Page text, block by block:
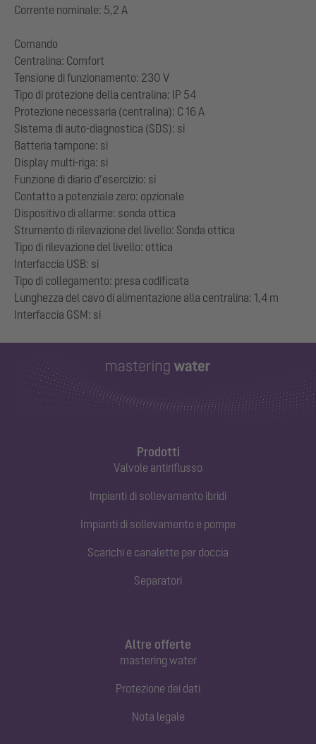
Corrente nominale: 5,2 A
Comando
Centralina: Comfort
Tensione di funzionamento: 230 V
Tipo di protezione della centralina: IP 54
Protezione necessaria (centralina): C 16 A
Sistema di auto-diagnostica (SDS): sì
Batteria tampone: sì
Display multi-riga: sì
Funzione di diario d’esercizio: sì
Contatto a potenziale zero: opzionale
Dispositivo di allarme: sonda ottica
Strumento di rilevazione del livello: Sonda ottica
Tipo di rilevazione del livello: ottica
Interfaccia USB: sì
Tipo di collegamento: presa codificata
Lunghezza del cavo di alimentazione alla centralina: 1,4 m
Prodotti
Valvole antiriflusso
Impianti di sollevamento ibridi
Impianti di sollevamento e pompe
Scarichi e canalette per doccia
Separatori
Altre offerte
mastering water
Protezione dei dati
Nota legale